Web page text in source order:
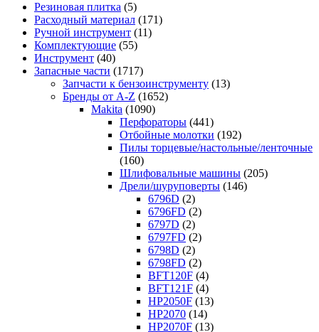
Резиновая плитка (5)
Расходный материал (171)
Ручной инструмент (11)
Комплектующие (55)
Инструмент (40)
Запасные части (1717)
Запчасти к бензоинструменту (13)
Бренды от A-Z (1652)
Makita (1090)
Перфораторы (441)
Отбойные молотки (192)
Пилы торцевые/настольные/ленточные
(160)
Шлифовальные машины (205)
Дрели/шуруповерты (146)
6796D (2)
6796FD (2)
6797D (2)
6797FD (2)
6798D (2)
6798FD (2)
BFT120F (4)
BFT121F (4)
HP2050F (13)
HP2070 (14)
HP2070F (13)